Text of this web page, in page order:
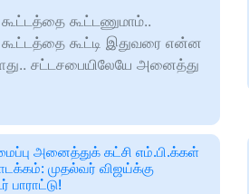
கூட்டணுமாம்..
கூட்டி இதுவரை என்ன
சட்டசபையிலேயே அனைத்து
அனைத்துக் கட்சி எம்.பி.க்கள்
முதல்வர் விஜய்க்கு
பாராட்டு!